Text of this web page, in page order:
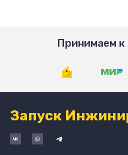
Принимаем к
Запуск